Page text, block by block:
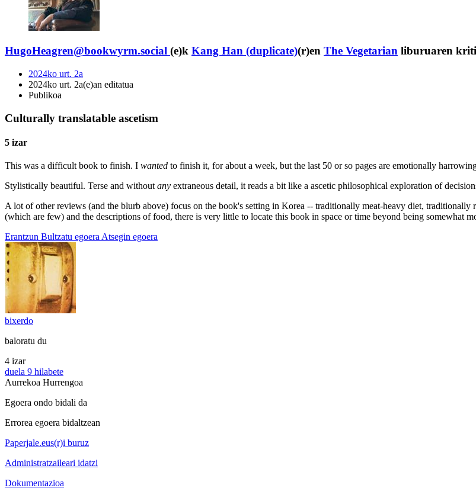
HugoHeagren@bookwyrm.social (e)k Kang Han (duplicate)(r)en The Vegetarian liburuaren
2024ko urt. 2a
2024ko urt. 2a(e)an editatua
Publikoa
Culturally translatable ascetism
5 izar
This was a difficult book to finish. I wanted to finish it, for about a week, but the last 50 or so pages are emotionally
Stylistically beautiful. Terse and without any extraneous detail, it reads a bit like a ascetic philosophical exploration of
A lot of other reviews (and the blurb above) focus on the book's setting in Korea -- traditionally meat-heavy diet,
(which are few) and the descriptions of food, there is very little to locate this book in space or time beyond being somewhat
Erantzun Bultzatu egoera Atsegin egoera
bixerdo
baloratu du
4 izar
duela 9 hilabete
Aurrekoa Hurrengoa
Egoera ondo bidali da
Errorea egoera bidaltzean
Paperjale.eus(r)i buruz
Administratzaileari idatzi
Dokumentazioa